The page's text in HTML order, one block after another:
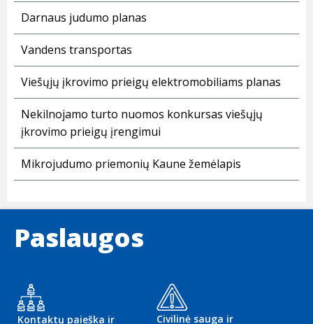
Darnaus judumo planas
Vandens transportas
Viešųjų įkrovimo prieigų elektromobiliams planas
Nekilnojamo turto nuomos konkursas viešųjų
įkrovimo prieigų įrengimui
Mikrojudumo priemonių Kaune žemėlapis
Paslaugos
Kontaktų paieška ir Civilinė sauga ir